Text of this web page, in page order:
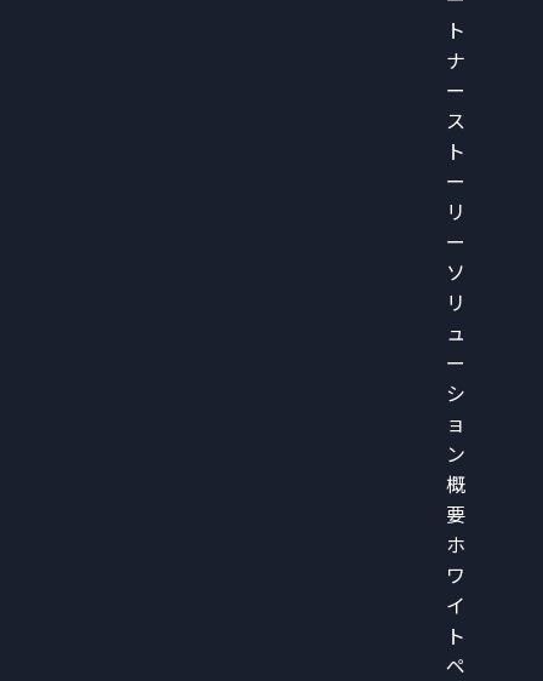
ト
ナ
ー
ス
ト
ー
リ
ー
ソ
リ
ュ
ー
シ
ョ
ン
概
要
ホ
ワ
イ
ト
ペ